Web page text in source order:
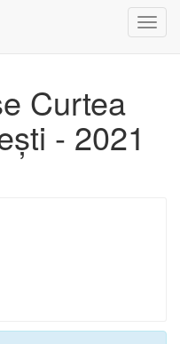
Curtea
- 2021